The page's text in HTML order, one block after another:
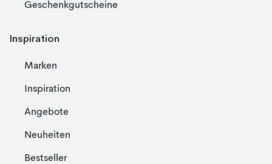
Geschenkgutscheine
Inspiration
Marken
Inspiration
Angebote
Neuheiten
Bestseller